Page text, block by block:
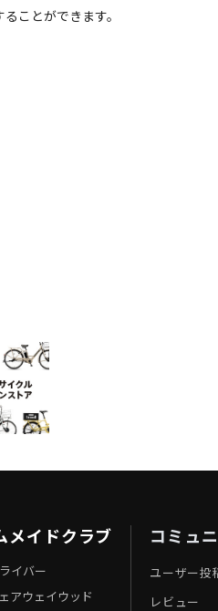
ことができます。
メイドクラブ
イバー
アウェイウッド
コミュ
ユーザー投
レビュー